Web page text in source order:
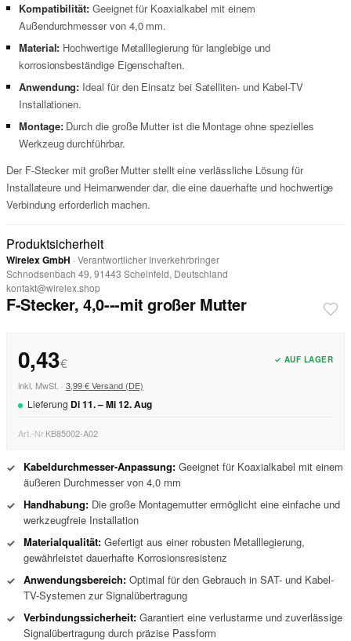
Kompatibilität: Geeignet für Koaxialkabel mit einem
Außendurchmesser von 4,0 mm.
Material: Hochwertige Metalllegierung für langlebige und
korrosionsbeständige Eigenschaften.
Anwendung: Ideal für den Einsatz bei Satelliten- und Kabel-TV
Installationen.
Montage:Durch die große Mutter ist die Montage ohne spezielles
Werkzeug durchführbar.
Der F-Stecker mit großer Mutter stellt eine verlässliche Lösung für
Installateure und Heimanwender dar, die eine dauerhafte und hochwertige
Verbindung erforderlich machen.
Produktsicherheit
Wirelex GmbH · Verantwortlicher Inverkehrbringer
Schnodsenbach 49, 91443 Scheinfeld, Deutschland
kontakt@wirelex.shop
F-Stecker, 4,0---mit großer Mutter
0,43€ ✓ AUF LAGER
inkl. MwSt. · 3,99 € Versand (DE)
Lieferung Di11. –Mi12.Aug
Art.-Nr.KB85002-A02
✓ Kabeldurchmesser-Anpassung: Geeignet für Koaxialkabel mit einem
äußeren Durchmesser von 4,0 mm
✓ Handhabung: Die große Montagemutter ermöglicht eine einfache und
werkzeugfreie Installation
✓ Materialqualität: Gefertigt aus einer robusten Metalllegierung,
gewährleistet dauerhafte Korrosionsresistenz
✓ Anwendungsbereich: Optimal für den Gebrauch in SAT- und Kabel-
TV-Systemen zur Signalübertragung
✓ Verbindungssicherheit: Garantiert eine verlustarme und zuverlässige
Signalübertragung durch präzise Passform